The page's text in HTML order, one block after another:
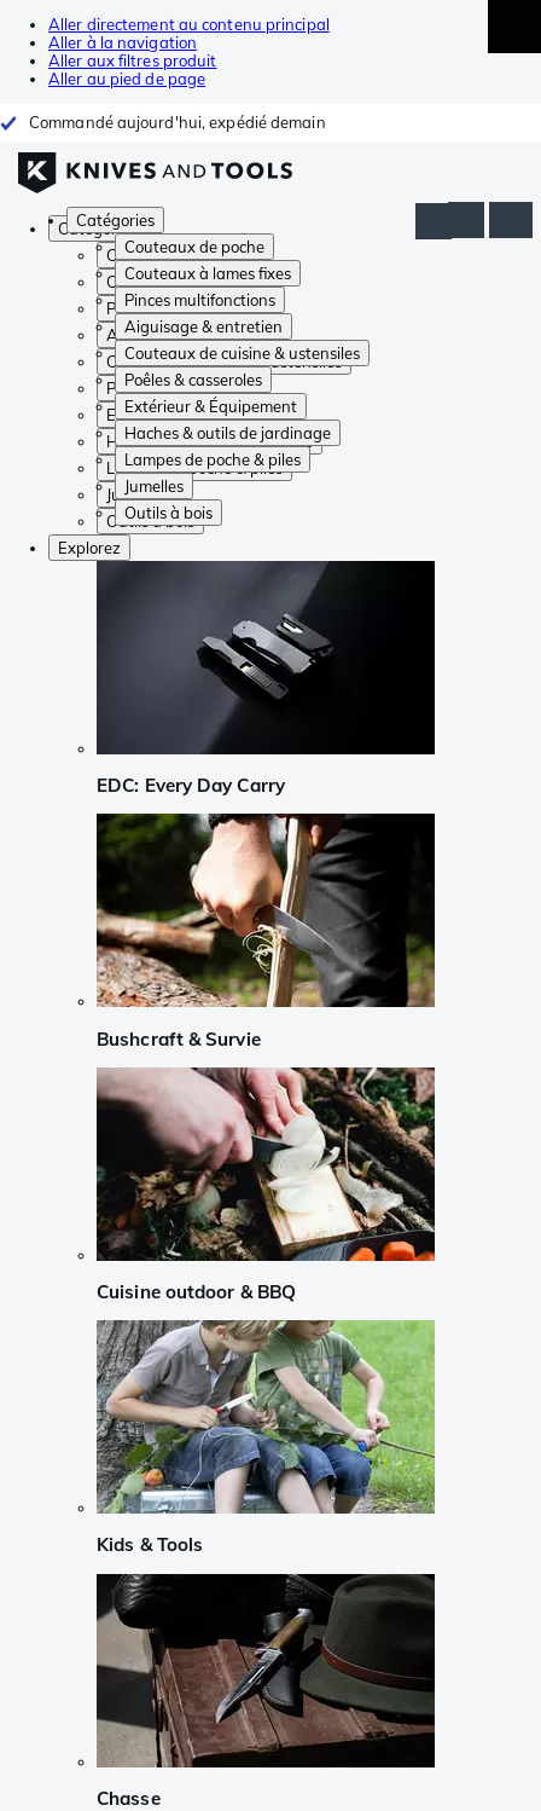
Aller directement au contenu principal
Aller à la navigation
Aller aux filtres produit
Aller au pied de page
Commandé aujourd'hui, expédié demain
Catégories
Couteaux de poche
Couteaux à lames fixes
Pinces multifonctions
Aiguisage & entretien
Couteaux de cuisine & ustensiles
Poêles & casseroles
Extérieur & Équipement
Haches & outils de jardinage
Lampes de poche & piles
Jumelles
Outils à bois
Catégories
Couteaux de poche
Couteaux à lames fixes
Pinces multifonctions
Aiguisage & entretien
Couteaux de cuisine & ustensiles
Poêles & casseroles
Extérieur & Équipement
Haches & outils de jardinage
Lampes de poche & piles
Jumelles
Outils à bois
Explorez
EDC: Every Day Carry
Bushcraft & Survie
Cuisine outdoor & BBQ
Kids & Tools
Chasse